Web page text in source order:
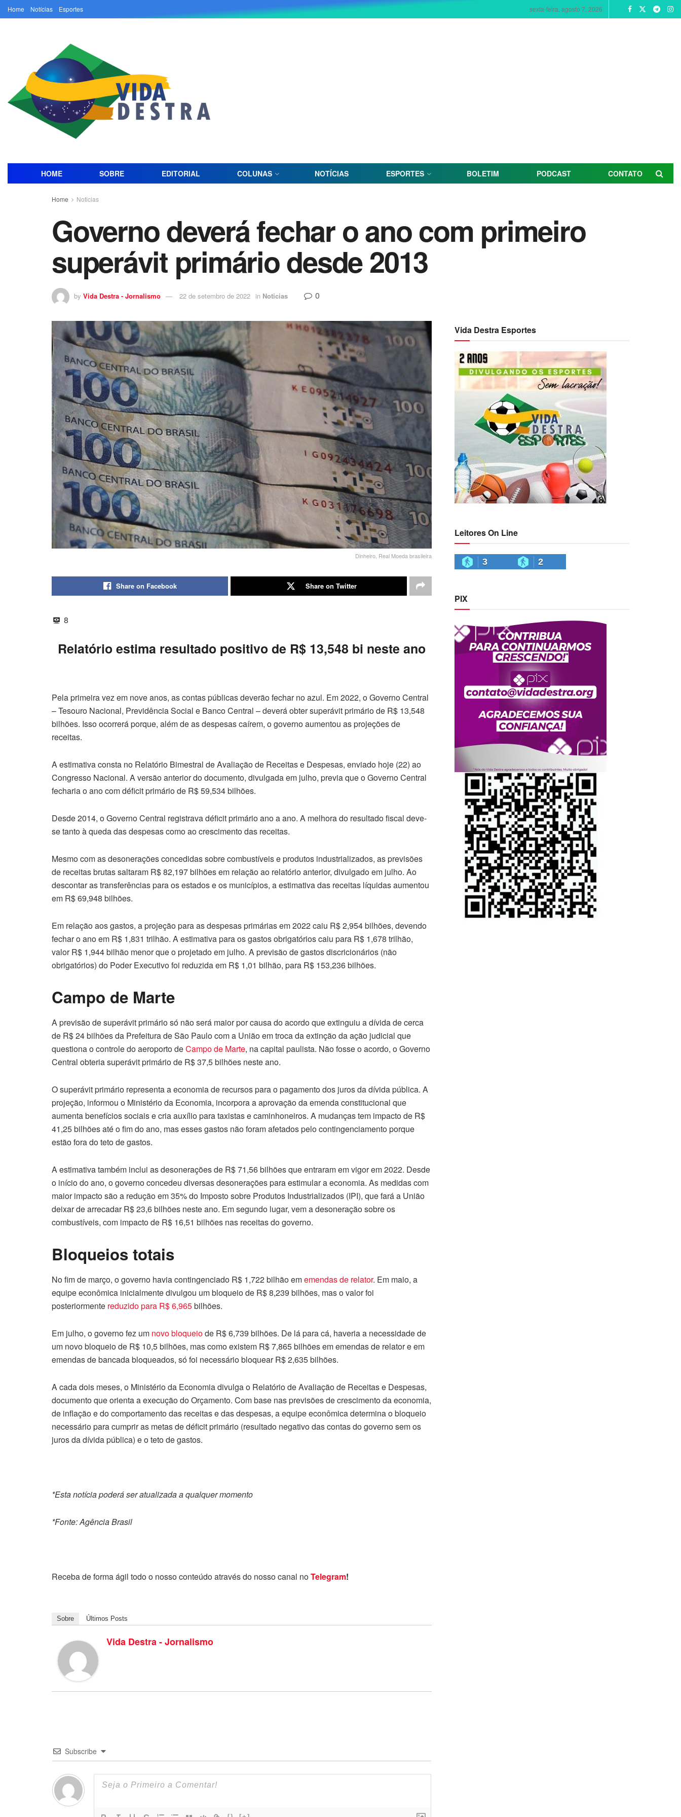
Home Notícias Esportes sexta-feira, agosto 7, 2026
HOME SOBRE EDITORIAL COLUNAS NOTÍCIAS ESPORTES BOLETIM PODCAST CONTATO
Home Noticias
Governo deverá fechar o ano com primeiro
superávit primário desde 2013
by Vida Destra - Jornalismo 22 de setembro de 2022 in Noticias 0
Dinheiro, Real Moeda brasileira
Share on Facebook Share on Twitter
8
Relatório estima resultado positivo de R$ 13,548 bi neste ano
Pela primeira vez em nove anos, as contas públicas deverão fechar no azul. Em 2022, o Governo Central
– Tesouro Nacional, Previdência Social e Banco Central – deverá obter superávit primário de R$ 13,548
bilhões. Isso ocorrerá porque, além de as despesas caírem, o governo aumentou as projeções de
receitas.
A estimativa consta no Relatório Bimestral de Avaliação de Receitas e Despesas, enviado hoje (22) ao
Congresso Nacional. A versão anterior do documento, divulgada em julho, previa que o Governo Central
fecharia o ano com déficit primário de R$ 59,534 bilhões.
Desde 2014, o Governo Central registrava déficit primário ano a ano. A melhora do resultado fiscal deve-
se tanto à queda das despesas como ao crescimento das receitas.
Mesmo com as desonerações concedidas sobre combustíveis e produtos industrializados, as previsões
de receitas brutas saltaram R$ 82,197 bilhões em relação ao relatório anterior, divulgado em julho. Ao
descontar as transferências para os estados e os municípios, a estimativa das receitas líquidas aumentou
em R$ 69,948 bilhões.
Em relação aos gastos, a projeção para as despesas primárias em 2022 caiu R$ 2,954 bilhões, devendo
fechar o ano em R$ 1,831 trilhão. A estimativa para os gastos obrigatórios caiu para R$ 1,678 trilhão,
valor R$ 1,944 bilhão menor que o projetado em julho. A previsão de gastos discricionários (não
obrigatórios) do Poder Executivo foi reduzida em R$ 1,01 bilhão, para R$ 153,236 bilhões.
Campo de Marte
A previsão de superávit primário só não será maior por causa do acordo que extinguiu a dívida de cerca
de R$ 24 bilhões da Prefeitura de São Paulo com a União em troca da extinção da ação judicial que
questiona o controle do aeroporto deCampo de Marte, na capital paulista. Não fosse o acordo, o Governo
Central obteria superávit primário de R$ 37,5 bilhões neste ano.
O superávit primário representa a economia de recursos para o pagamento dos juros da dívida pública. A
projeção, informou o Ministério da Economia, incorpora a aprovação da emenda constitucional que
aumenta benefícios sociais e cria auxílio para taxistas e caminhoneiros. A mudanças tem impacto de R$
41,25 bilhões até o fim do ano, mas esses gastos não foram afetados pelo contingenciamento porque
estão fora do teto de gastos.
A estimativa também inclui as desonerações de R$ 71,56 bilhões que entraram em vigor em 2022. Desde
o início do ano, o governo concedeu diversas desonerações para estimular a economia. As medidas com
maior impacto são a redução em 35% do Imposto sobre Produtos Industrializados (IPI), que fará a União
deixar de arrecadar R$ 23,6 bilhões neste ano. Em segundo lugar, vem a desoneração sobre os
combustíveis, com impacto de R$ 16,51 bilhões nas receitas do governo.
Bloqueios totais
No fim de março, o governo havia contingenciado R$ 1,722 bilhão ememendas de relator. Em maio, a
equipe econômica inicialmente divulgou um bloqueio de R$ 8,239 bilhões, mas o valor foi
posteriormente reduzido para R$ 6,965bilhões.
Em julho, o governo fez um novo bloqueiode R$ 6,739 bilhões. De lá para cá, haveria a necessidade de
um novo bloqueio de R$ 10,5 bilhões, mas como existem R$ 7,865 bilhões em emendas de relator e em
emendas de bancada bloqueados, só foi necessário bloquear R$ 2,635 bilhões.
A cada dois meses, o Ministério da Economia divulga o Relatório de Avaliação de Receitas e Despesas,
documento que orienta a execução do Orçamento. Com base nas previsões de crescimento da economia,
de inflação e do comportamento das receitas e das despesas, a equipe econômica determina o bloqueio
necessário para cumprir as metas de déficit primário (resultado negativo das contas do governo sem os
juros da dívida pública) e o teto de gastos.
*Esta notícia poderá ser atualizada a qualquer momento
*Fonte: Agência Brasil
Receba de forma ágil todo o nosso conteúdo através do nosso canal noTelegram!
Sobre Últimos Posts
Vida Destra - Jornalismo
Subscribe
Vida Destra Esportes
Leitores On Line
3 2
PIX